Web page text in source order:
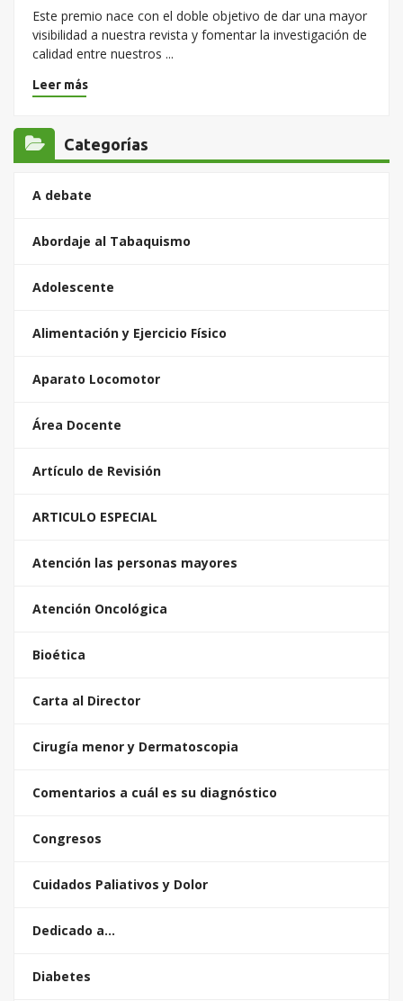
Este premio nace con el doble objetivo de dar una mayor
visibilidad a nuestra revista y fomentar la investigación de
calidad entre nuestros ...
Leer más
Categorías
A debate
Abordaje al Tabaquismo
Adolescente
Alimentación y Ejercicio Físico
Aparato Locomotor
Área Docente
Artículo de Revisión
ARTICULO ESPECIAL
Atención las personas mayores
Atención Oncológica
Bioética
Carta al Director
Cirugía menor y Dermatoscopia
Comentarios a cuál es su diagnóstico
Congresos
Cuidados Paliativos y Dolor
Dedicado a…
Diabetes